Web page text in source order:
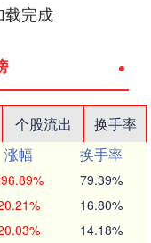
载完成
个股流出
换手率
涨幅
换手率
79.39%
16.80%
14.18%